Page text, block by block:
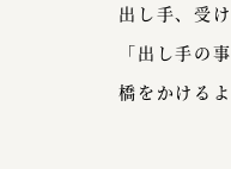
出し手、受
「出し手の
橋をかける